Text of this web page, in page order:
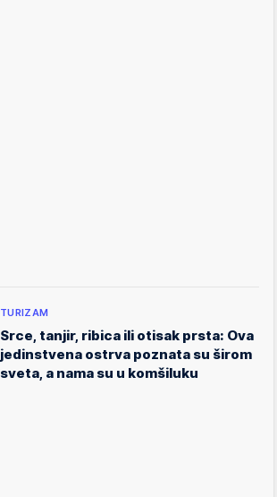
TURIZAM
Srce, tanjir, ribica ili otisak prsta: Ova
jedinstvena ostrva poznata su širom
sveta, a nama su u komšiluku